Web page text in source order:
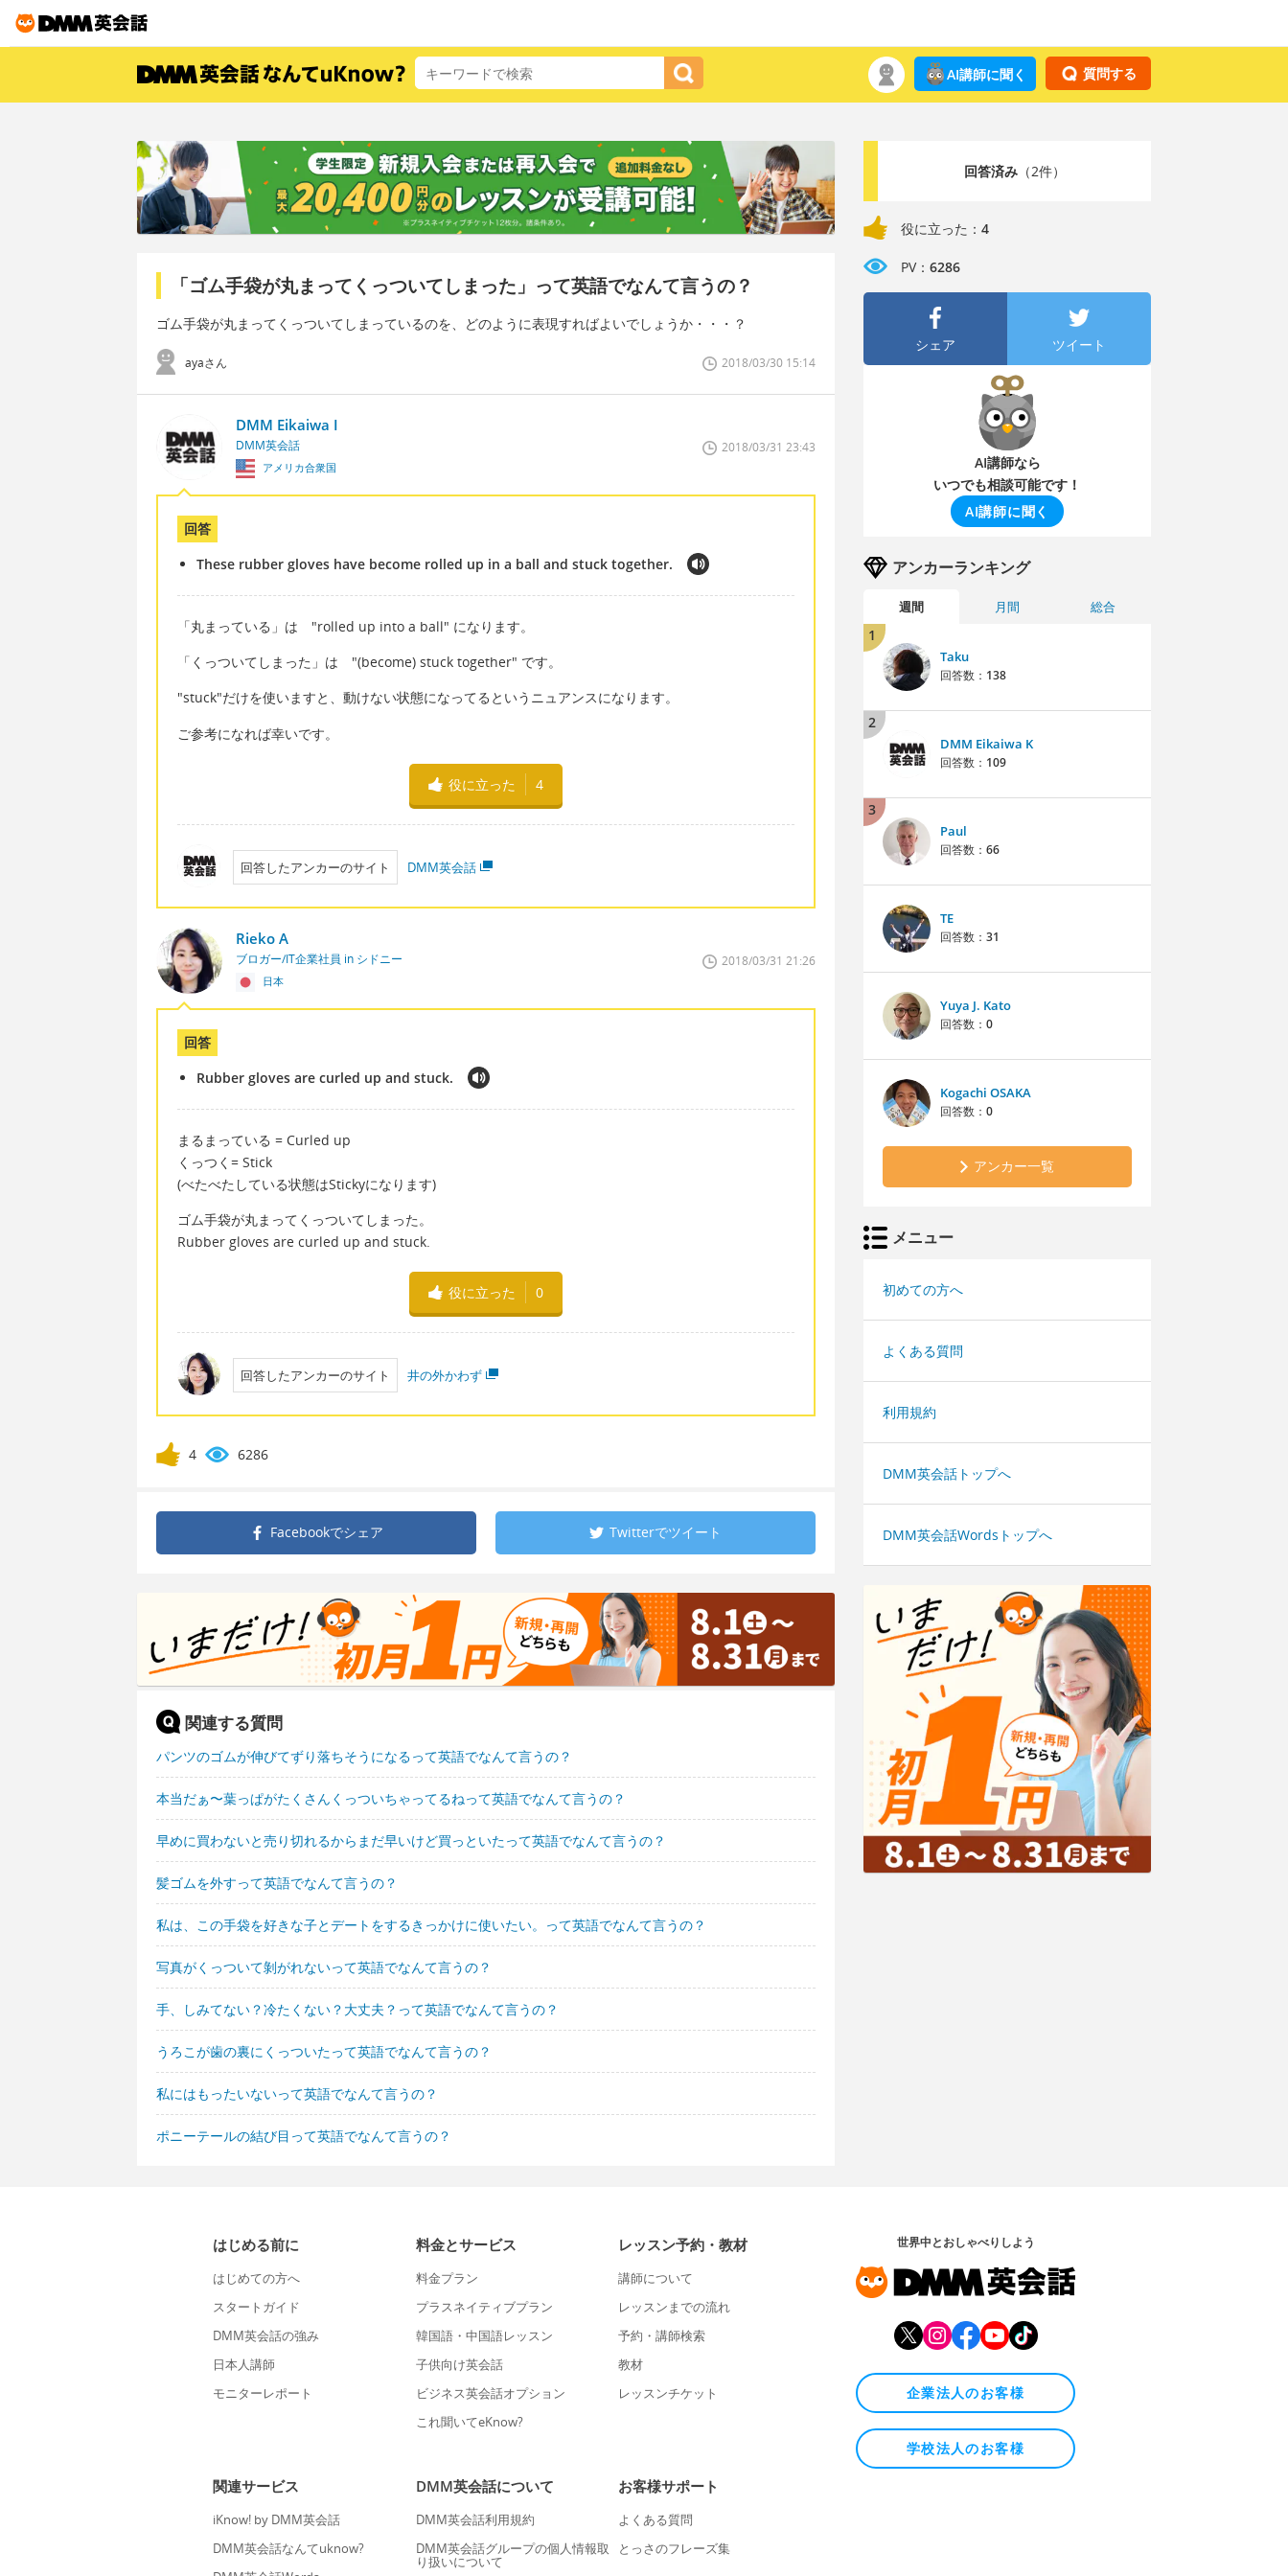
質問する
AI講師に聞く
「ゴム手袋が丸まってくっついてしまった」って英語でなんて言うの？
ゴム手袋が丸まってくっついてしまっているのを、どのように表現すればよいでしょうか・・・？
ayaさん 2018/03/30 15:14
DMM Eikaiwa I
DMM英会話
アメリカ合衆国
2018/03/31 23:43
回答
These rubber gloves have become rolled up in a ball and stuck together.
「丸まっている」は "rolled up into a ball" になります。
「くっついてしまった」は "(become) stuck together" です。
"stuck"だけを使いますと、動けない状態になってるというニュアンスになります。
ご参考になれば幸いです。
役に立った 4
回答したアンカーのサイト DMM英会話
Rieko A
ブロガー/IT企業社員 in シドニー
日本
2018/03/31 21:26
回答
Rubber gloves are curled up and stuck.
まるまっている = Curled up
くっつく= Stick
(べたべたしている状態はStickyになります)
ゴム手袋が丸まってくっついてしまった。
Rubber gloves are curled up and stuck.
役に立った 0
回答したアンカーのサイト 井の外かわず
4 6286
Facebookでシェア Twitterでツイート
関連する質問
パンツのゴムが伸びてずり落ちそうになるって英語でなんて言うの？
本当だぁ〜葉っぱがたくさんくっついちゃってるねって英語でなんて言うの？
早めに買わないと売り切れるからまだ早いけど買っといたって英語でなんて言うの？
髪ゴムを外すって英語でなんて言うの？
私は、この手袋を好きな子とデートをするきっかけに使いたい。って英語でなんて言うの？
写真がくっついて剝がれないって英語でなんて言うの？
手、しみてない？冷たくない？大丈夫？って英語でなんて言うの？
うろこが歯の裏にくっついたって英語でなんて言うの？
私にはもったいないって英語でなんて言うの？
ポニーテールの結び目って英語でなんて言うの？
回答済み（2件）
役に立った： 4
PV： 6286
シェア ツイート
AI講師なら
いつでも相談可能です！
AI講師に聞く
アンカーランキング
週間 月間 総合
1
Taku
回答数： 138
2
DMM Eikaiwa K
回答数： 109
3
Paul
回答数： 66
TE
回答数： 31
Yuya J. Kato
回答数： 0
Kogachi OSAKA
回答数： 0
アンカー一覧
メニュー
初めての方へ
よくある質問
利用規約
DMM英会話トップへ
DMM英会話Wordsトップへ
はじめる前に
はじめての方へ
スタートガイド
DMM英会話の強み
日本人講師
モニターレポート
料金とサービス
料金プラン
プラスネイティブプラン
韓国語・中国語レッスン
子供向け英会話
ビジネス英会話オプション
これ聞いてeKnow?
レッスン予約・教材
講師について
レッスンまでの流れ
予約・講師検索
教材
レッスンチケット
関連サービス
iKnow! by DMM英会話
DMM英会話なんてuknow?
DMM英会話について
DMM英会話利用規約
DMM英会話グループの個人情報取
り扱いについて
お客様サポート
よくある質問
とっさのフレーズ集
世界中とおしゃべりしよう
企業法人のお客様
学校法人のお客様